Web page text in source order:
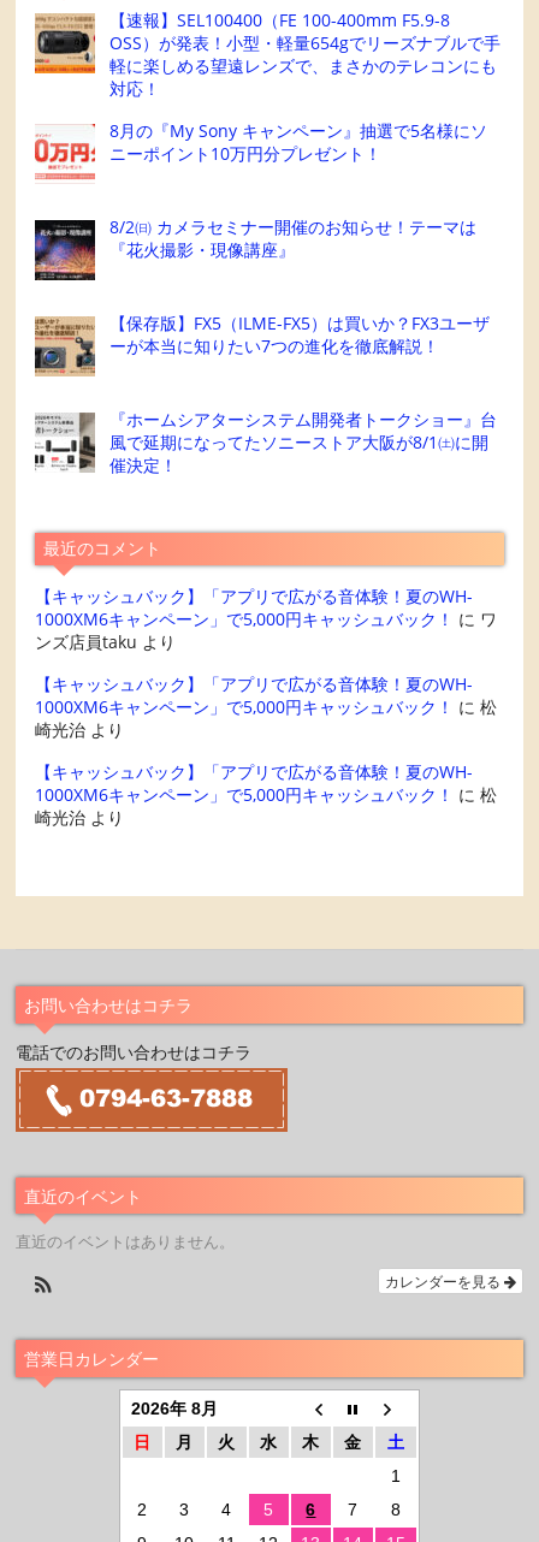
【速報】SEL100400（FE 100-400mm F5.9-8
OSS）が発表！小型・軽量654gでリーズナブルで手
軽に楽しめる望遠レンズで、まさかのテレコンにも
対応！
8月の『My Sony キャンペーン』抽選で5名様にソ
ニーポイント10万円分プレゼント！
8/2㈰ カメラセミナー開催のお知らせ！テーマは
『花火撮影・現像講座』
【保存版】FX5（ILME-FX5）は買いか？FX3ユーザ
ーが本当に知りたい7つの進化を徹底解説！
『ホームシアターシステム開発者トークショー』台
風で延期になってたソニーストア大阪が8/1㈯に開
催決定！
最近のコメント
【キャッシュバック】「アプリで広がる音体験！夏のWH-
1000XM6キャンペーン」で5,000円キャッシュバック！ に ワ
ンズ店員taku より
【キャッシュバック】「アプリで広がる音体験！夏のWH-
1000XM6キャンペーン」で5,000円キャッシュバック！ に松
崎光治 より
【キャッシュバック】「アプリで広がる音体験！夏のWH-
1000XM6キャンペーン」で5,000円キャッシュバック！ に松
崎光治 より
お問い合わせはコチラ
電話でのお問い合わせはコチラ
直近のイベント
直近のイベントはありません。
カレンダーを見る
営業日カレンダー
2026年 8月
日
月 火 水 木 金
土
1
2
3 4 5 6 7
8